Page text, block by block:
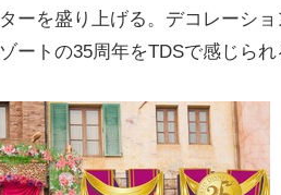
ーを盛り上げる。デコレーシ
ートの35周年をTDSで感じられ